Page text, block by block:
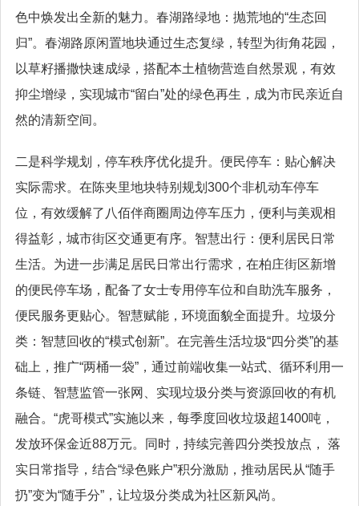
色中焕发出全新的魅力。春湖路绿地：抛荒地的“生态回
归”。春湖路原闲置地块通过生态复绿，转型为街角花园，
以草籽播撒快速成绿，搭配本土植物营造自然景观，有效
抑尘增绿，实现城市“留白”处的绿色再生，成为市民亲近自
然的清新空间。
二是科学规划，停车秩序优化提升。便民停车：贴心解决
实际需求。在陈夹里地块特别规划300个非机动车停车
位，有效缓解了八佰伴商圈周边停车压力，便利与美观相
得益彰，城市街区交通更有序。智慧出行：便利居民日常
生活。为进一步满足居民日常出行需求，在柏庄街区新增
的便民停车场，配备了女士专用停车位和自助洗车服务，
便民服务更贴心。智慧赋能，环境面貌全面提升。垃圾分
类：智慧回收的“模式创新”。在完善生活垃圾“四分类”的基
础上，推广“两桶一袋”，通过前端收集一站式、循环利用一
条链、智慧监管一张网、实现垃圾分类与资源回收的有机
融合。“虎哥模式”实施以来，每季度回收垃圾超1400吨，
发放环保金近88万元。同时，持续完善四分类投放点， 落
实日常指导，结合“绿色账户”积分激励，推动居民从“随手
扔”变为“随手分”，让垃圾分类成为社区新风尚。